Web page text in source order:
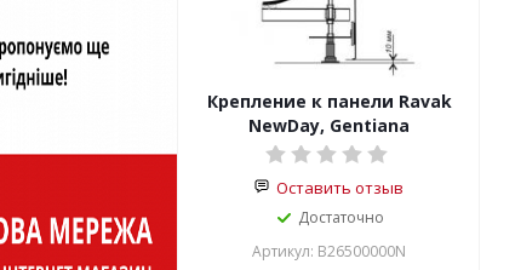
Крепление к панели Ravak
NewDay, Gentiana
Оставить отзыв
Достаточно
Артикул: B26500000N